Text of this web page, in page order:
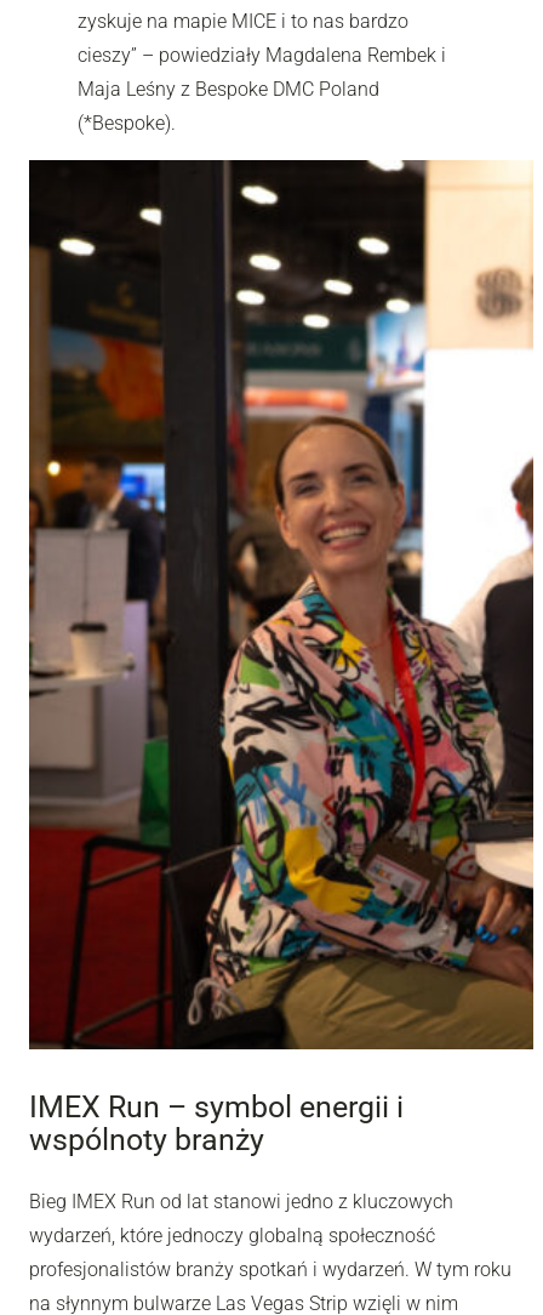
zyskuje na mapie MICE i to nas bardzo
cieszy” – powiedziały Magdalena Rembek i
Maja Leśny z Bespoke DMC Poland
(*Bespoke).
IMEX Run – symbol energii i
wspólnoty branży
Bieg IMEX Run od lat stanowi jedno z kluczowych
wydarzeń, które jednoczy globalną społeczność
profesjonalistów branży spotkań i wydarzeń. W tym roku
na słynnym bulwarze Las Vegas Strip wzięli w nim